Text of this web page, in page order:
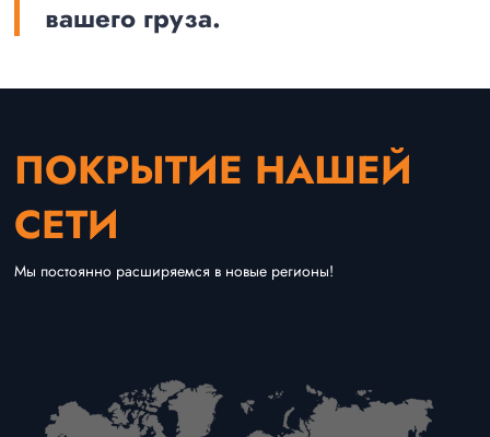
вашего груза.
ПОКРЫТИЕ НАШЕЙ
СЕТИ
Мы постоянно расширяемся в новые регионы!